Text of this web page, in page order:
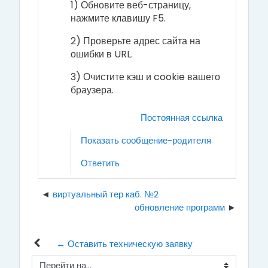
1) Обновите веб-страницу,
нажмите клавишу F5.
2) Проверьте адрес сайта на
ошибки в URL.
3) Очистите кэш и cookie вашего
браузера.
Постоянная ссылка
Показать сообщение-родителя
Ответить
виртуальный тер каб. №2
обновление программ
← Оставить техническую заявку